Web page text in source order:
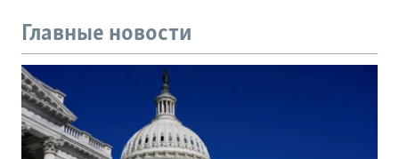
Главные новости